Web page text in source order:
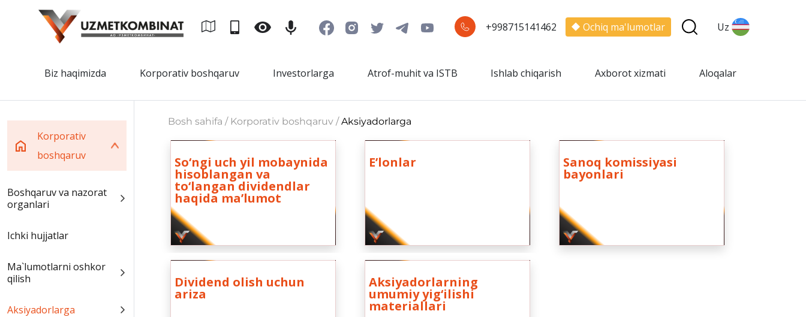
+998715141462 Ochiq ma'lumotlar Uz
Biz haqimizda Korporativ boshqaruv Investorlarga Atrof-muhit va ISTB Ishlab chiqarish Axborot xizmati Aloqalar
Korporativ
boshqaruv
Boshqaruv va nazorat
organlari
Ichki hujjatlar
Ma`lumotlarni oshkor
qilish
Aksiyadorlarga
Bosh sahifa / Korporativ boshqaruv /Aksiyadorlarga
So‘ngi uch yil mobaynida
hisoblangan va
to‘langan dividendlar
haqida maʼlumot
Eʼlonlar Sanoq komissiyasi
bayonlari
Dividend olish uchun
ariza
Аksiyadorlarning
umumiy yig‘ilishi
materiallari